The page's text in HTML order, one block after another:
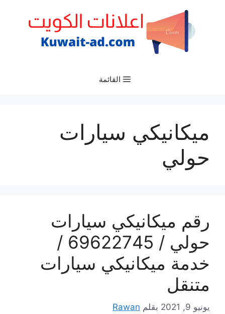
القائمة
ميكانيكي سيارات
حولي
رقم ميكانيكي سيارات
حولي / 69622745 /
خدمة ميكانيكي سيارات
متنقل
يونيو 9, 2021 بقلم Rawan